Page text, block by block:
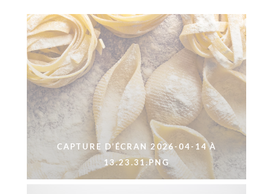
CAPTURE D’ÉCRAN 2026-04-14 À
13.23.31.PNG